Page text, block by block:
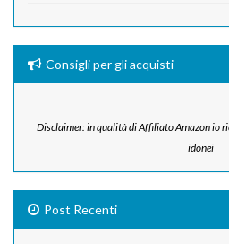
Consigli per gli acquisti
Disclaimer: in qualità di Affiliato Amazon io
idonei
Post Recenti